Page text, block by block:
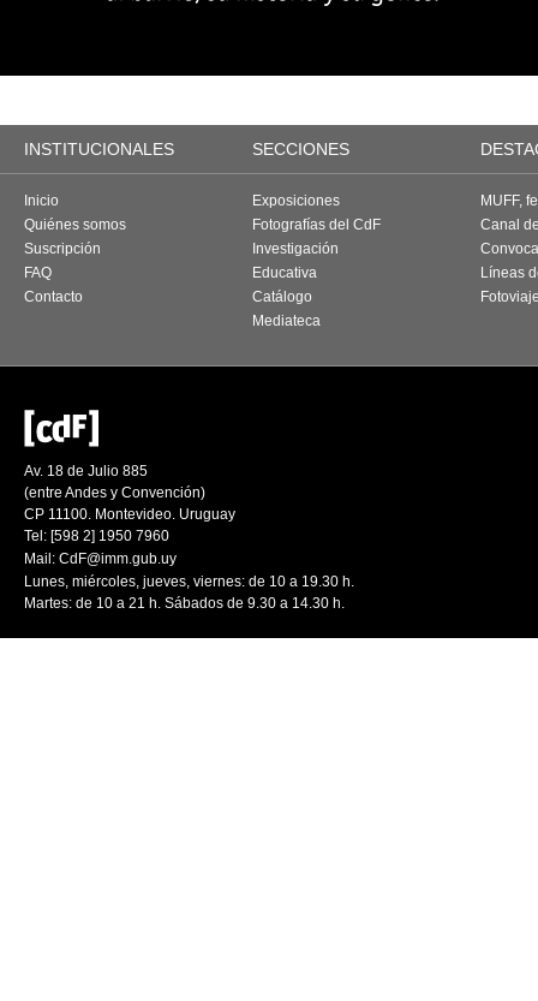
INSTITUCIONALES SECCIONES
Inicio
Quiénes somos
Suscripción
FAQ
Contacto
Exposiciones
Fotografías del CdF
Investigación
Educativa
Catálogo
Mediateca
MUFF,
Canal
Líneas
Av. 18 de Julio 885
(entre Andes y Convención)
CP 11100. Montevideo. Uruguay
Tel: [598 2] 1950 7960
Mail: CdF@imm.gub.uy
Lunes, miércoles, jueves, viernes: de 10 a 19.30 h.
Martes: de 10 a 21 h. Sábados de 9.30 a 14.30 h.